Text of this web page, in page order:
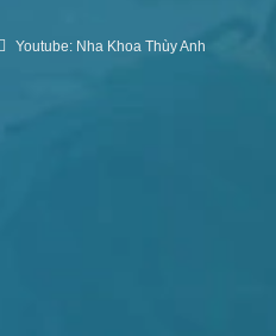
Youtube: Nha Khoa Thùy Anh